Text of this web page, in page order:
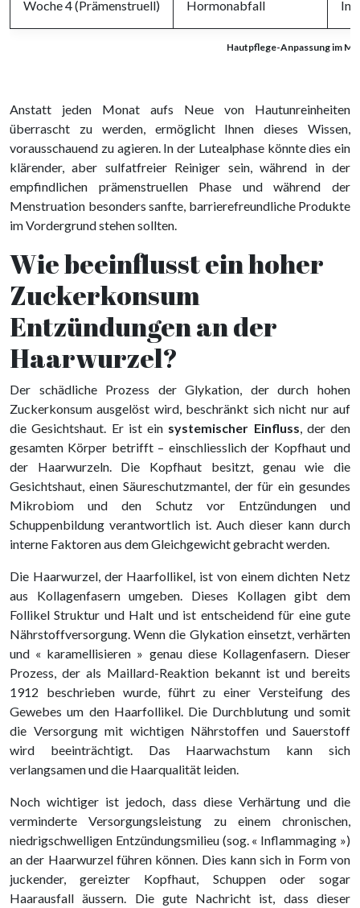
Hautpflege-Anpassung im
Woche 4 (Prämenstruell) Hormonabfall
Anstatt jeden Monat aufs Neue von Hautunreinheiten
überrascht zu werden, ermöglicht Ihnen dieses Wissen,
vorausschauend zu agieren. In der Lutealphase könnte dies ein
klärender, aber sulfatfreier Reiniger sein, während in der
empfindlichen prämenstruellen Phase und während der
Menstruation besonders sanfte, barrierefreundliche Produkte
im Vordergrund stehen sollten.
Wie beeinflusst ein hoher
Zuckerkonsum
Entzündungen an der
Haarwurzel?
Der schädliche Prozess der Glykation, der durch hohen
Zuckerkonsum ausgelöst wird, beschränkt sich nicht nur auf
die Gesichtshaut. Er ist ein systemischer Einfluss , der den
gesamten Körper betrifft – einschliesslich der Kopfhaut und
der Haarwurzeln. Die Kopfhaut besitzt, genau wie die
Gesichtshaut, einen Säureschutzmantel, der für ein gesundes
Mikrobiom und den Schutz vor Entzündungen und
Schuppenbildung verantwortlich ist. Auch dieser kann durch
interne Faktoren aus dem Gleichgewicht gebracht werden.
Die Haarwurzel, der Haarfollikel, ist von einem dichten Netz
aus Kollagenfasern umgeben. Dieses Kollagen gibt dem
Follikel Struktur und Halt und ist entscheidend für eine gute
Nährstoffversorgung. Wenn die Glykation einsetzt, verhärten
und « karamellisieren » genau diese Kollagenfasern. Dieser
Prozess, der als Maillard-Reaktion bekannt ist und bereits
1912 beschrieben wurde, führt zu einer Versteifung des
Gewebes um den Haarfollikel. Die Durchblutung und somit
die Versorgung mit wichtigen Nährstoffen und Sauerstoff
wird beeinträchtigt. Das Haarwachstum kann sich
verlangsamen und die Haarqualität leiden.
Noch wichtiger ist jedoch, dass diese Verhärtung und die
verminderte Versorgungsleistung zu einem chronischen,
niedrigschwelligen Entzündungsmilieu (sog. « Inflammaging »)
an der Haarwurzel führen können. Dies kann sich in Form von
juckender, gereizter Kopfhaut, Schuppen oder sogar
Haarausfall äussern. Die gute Nachricht ist, dass dieser